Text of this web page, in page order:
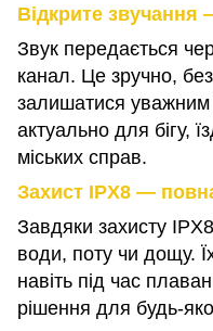
Відкрите звучання
Звук передається
канал. Це зручно,
залишатися
актуально для бігу,
міських справ.
Захист IPX8 —
Завдяки захисту
води, поту чи дощу.
навіть під час
рішення для будь-